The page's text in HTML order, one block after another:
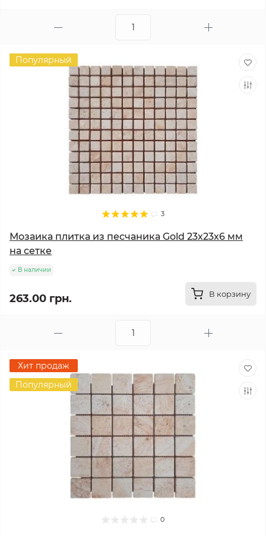
Популярный
3
Мозаика плитка из песчаника Gold 23х23x6 мм
на сетке
В наличии
263.00 грн. В корзину
Хит продаж
Популярный
0